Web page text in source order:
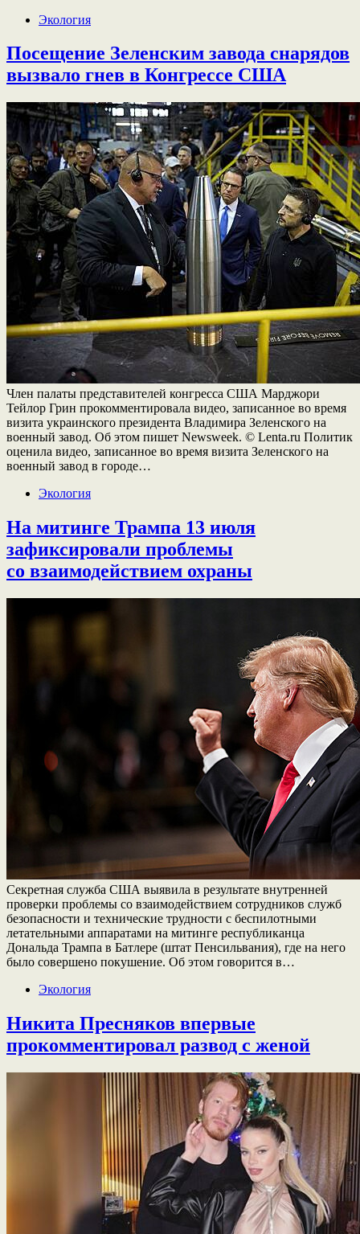
Экология
Посещение Зеленским завода снарядов
вызвало гнев в Конгрессе США
Член палаты представителей конгресса США Марджори
Тейлор Грин прокомментировала видео, записанное во время
визита украинского президента Владимира Зеленского на
военный завод. Об этом пишет Newsweek. © Lenta.ru Политик
оценила видео, записанное во время визита Зеленского на
военный завод в городе…
Экология
На митинге Трампа 13 июля
зафиксировали проблемы
со взаимодействием охраны
Секретная служба США выявила в результате внутренней
проверки проблемы со взаимодействием сотрудников служб
безопасности и технические трудности с беспилотными
летательными аппаратами на митинге республиканца
Дональда Трампа в Батлере (штат Пенсильвания), где на него
было совершено покушение. Об этом говорится в…
Экология
Никита Пресняков впервые
прокомментировал развод с женой